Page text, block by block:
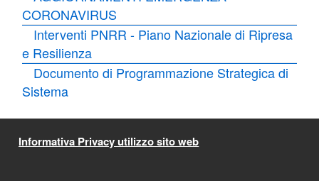
CORONAVIRUS
Interventi PNRR - Piano Nazionale di Ripresa
e Resilienza
Documento di Programmazione Strategica di
Sistema
Informativa Privacy utilizzo sito web